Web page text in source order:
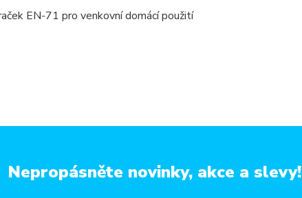
EN-71 pro venkovní domácí použití
Nepropásněte novinky, akce a slevy!